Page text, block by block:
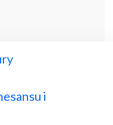
i